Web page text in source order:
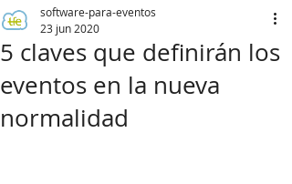
5 claves que definirán los
eventos en la nueva
normalidad
software-para-eventos
23 jun 2020